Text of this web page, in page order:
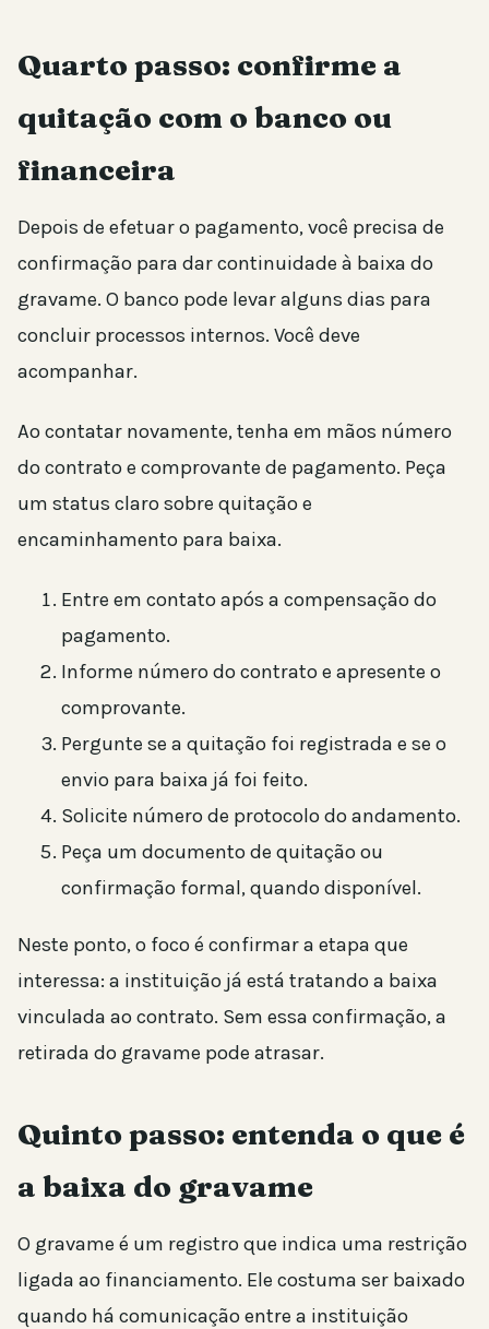
Quarto passo: confirme a
quitação com o banco ou
financeira
Depois de efetuar o pagamento, você precisa de
confirmação para dar continuidade à baixa do
gravame. O banco pode levar alguns dias para
concluir processos internos. Você deve
acompanhar.
Ao contatar novamente, tenha em mãos número
do contrato e comprovante de pagamento. Peça
um status claro sobre quitação e
encaminhamento para baixa.
Entre em contato após a compensação do
pagamento.
Informe número do contrato e apresente o
comprovante.
Pergunte se a quitação foi registrada e se o
envio para baixa já foi feito.
Solicite número de protocolo do andamento.
Peça um documento de quitação ou
confirmação formal, quando disponível.
Neste ponto, o foco é confirmar a etapa que
interessa: a instituição já está tratando a baixa
vinculada ao contrato. Sem essa confirmação, a
retirada do gravame pode atrasar.
Quinto passo: entenda o que é
a baixa do gravame
O gravame é um registro que indica uma restrição
ligada ao financiamento. Ele costuma ser baixado
quando há comunicação entre a instituição